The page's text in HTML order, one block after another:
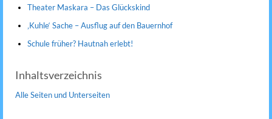
Theater Maskara – Das Glückskind
‚Kuhle‘ Sache – Ausflug auf den Bauernhof
Schule früher? Hautnah erlebt!
Inhaltsverzeichnis
Alle Seiten und Unterseiten